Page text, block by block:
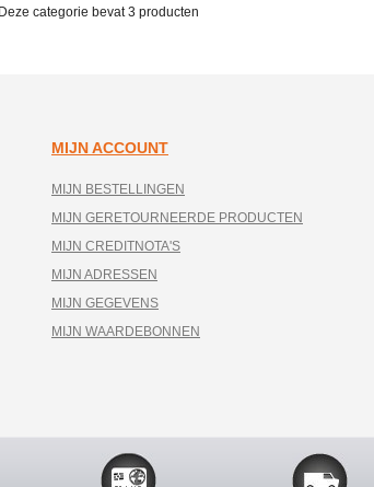
categorie bevat3 producten
MIJN ACCOUNT
MIJN BESTELLINGEN
MIJN GERETOURNEERDE PRODUCTEN
MIJN CREDITNOTA'S
MIJN ADRESSEN
MIJN GEGEVENS
MIJN WAARDEBONNEN